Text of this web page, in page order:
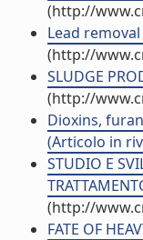
(http://
Lead
(http://
SLUDGE
(http://
Dioxins,
(Articolo in
STUDIO E
(http://
FATE OF